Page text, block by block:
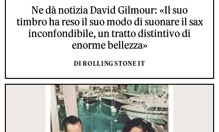
Ne dà notizia David Gilmour: «Il suo
timbro ha reso il suo modo di suonare il sax
inconfondibile, un tratto distintivo di
enorme bellezza»
DI ROLLING STONE IT